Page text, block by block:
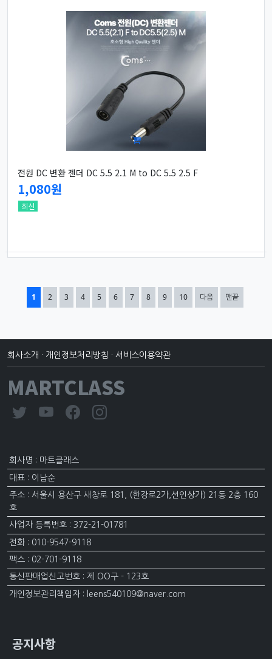
전원 DC 변환 젠더 DC 5.5 2.1 M to DC 5.5 2.5 F
1,080원
최신
열린
1 페이지
2
페이지3
페이지4
페이지5페이지6
페이지7
페이지8
페이지9
페이지10
페이지 다음 맨끝
회사소개 · 개인정보처리방침 · 서비스이용약관
MARTCLASS
회사명 : 마트클래스
대표 : 이남순
주소 : 서울시 용산구 새창로 181, (한강로2가,선인상가) 21동 2층 160
호
사업자 등록번호 : 372-21-01781
전화 : 010-9547-9118
팩스 : 02-701-9118
통신판매업신고번호 : 제 OO구 - 123호
개인정보관리책임자 : leens540109@naver.com
공지사항